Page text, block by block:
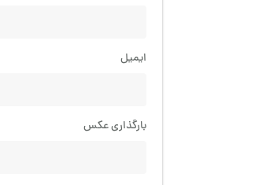
ایمیل
بارگذاری عکس